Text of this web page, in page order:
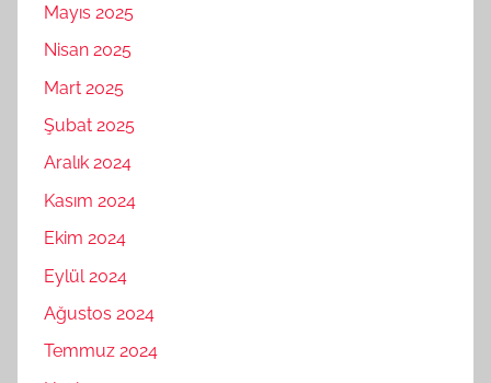
Mayıs 2025
Nisan 2025
Mart 2025
Şubat 2025
Aralık 2024
Kasım 2024
Ekim 2024
Eylül 2024
Ağustos 2024
Temmuz 2024